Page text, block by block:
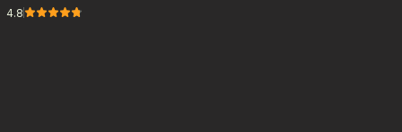
4.8